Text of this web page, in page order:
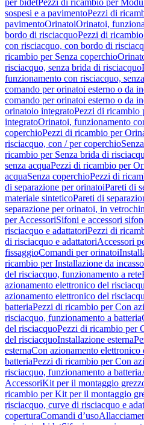
per bidetPezzi di ricambio per
sospesi e a pavimentoPezzi di
pavimentoOrinatoiOrinatoi,
bordo di risciacquoPezzi di
con risciacquo, con bordo di
ricambio per Senza coperchio
risciacquo, senza brida di risciacquo
funzionamento con risciacquo,
comando per orinatoi esterno o da
comando per orinatoi esterno o da
orinatoio integratoPezzi di ricambio
integratoOrinatoi, funzionamento
coperchioPezzi di ricambio per
risciacquo, con / per coperchio
ricambio per Senza brida di
senza acquaPezzi di ricambio per
acquaSenza coperchioPezzi di
di separazione per orinatoiPareti di
materiale sinteticoPareti di
separazione per orinatoi, in
per AccessoriSifoni e accessori
risciacquo e adattatoriPezzi di
di risciacquo e adattatoriAccessori
fissaggioComandi per orinatoi
ricambio per Installazione da incasso
del risciacquo, funzionamento a rete
azionamento elettronico del
azionamento elettronico del
batteriaPezzi di ricambio per Con
risciacquo, funzionamento a batteria
del risciacquoPezzi di ricambio per
del risciacquoInstallazione esterna
esternaCon azionamento
batteriaPezzi di ricambio per Con
risciacquo, funzionamento a batteria
AccessoriKit per il montaggio
ricambio per Kit per il montaggio
risciacquo, curve di risciacquo e
coperturaComandi d’uso